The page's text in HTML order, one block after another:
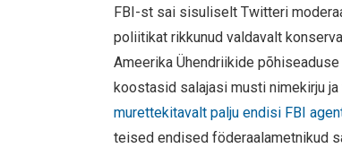
FBI-st sai sisuliselt Twitteri
poliitikat rikkunud valdavalt
Ameerika Ühendriikide
koostasid salajasi musti nimekirju
murettekitavalt palju endisi FBI
teised endised föderaalametnikud